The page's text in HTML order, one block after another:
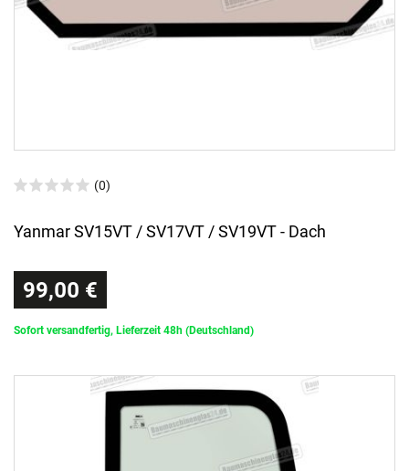
(0)
Yanmar SV15VT / SV17VT / SV19VT - Dach
99,00 €
Sofort versandfertig, Lieferzeit 48h (Deutschland)